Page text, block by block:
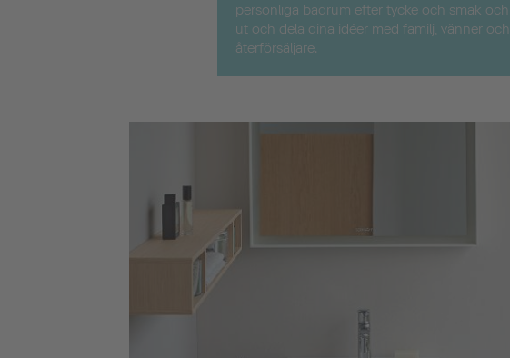
personliga badrum efter tycke och smak
ut och dela dina idéer med familj, vänner och
återförsäljare.